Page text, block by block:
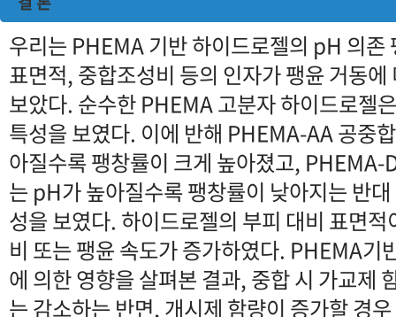
우리는 PHEMA 기반 하이드로젤의 pH 의존
표면적, 중합조성비 등의 인자가 팽윤 거동
보았다. 순수한 PHEMA 고분자 하이드로젤
특성을 보였다. 이에 반해 PHEMA-AA 공중
아질수록 팽창률이 크게 높아졌고, PHEMA-
는 pH가 높아질수록 팽창률이 낮아지는 반
성을 보였다. 하이드로젤의 부피 대비 표면
비 또는 팽윤 속도가 증가하였다. PHEMA기
에 의한 영향을 살펴본 결과, 중합 시 가교제
는 감소하는 반면, 개시제 함량이 증가할 경